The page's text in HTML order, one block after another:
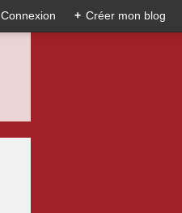
Connexion + Créer mon blog